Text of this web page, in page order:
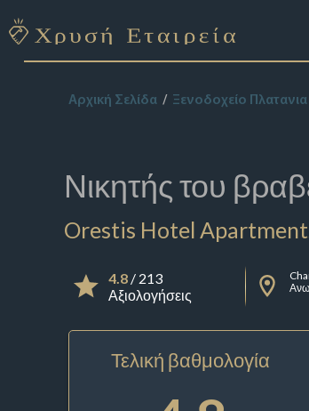
Αρχική Σελίδα Ξενοδοχείο Πλατανια
Νικητής του
Orestis Hotel
4.8/ 213
Αξιολογήσεις
Ανω
Τελική βαθμολογία